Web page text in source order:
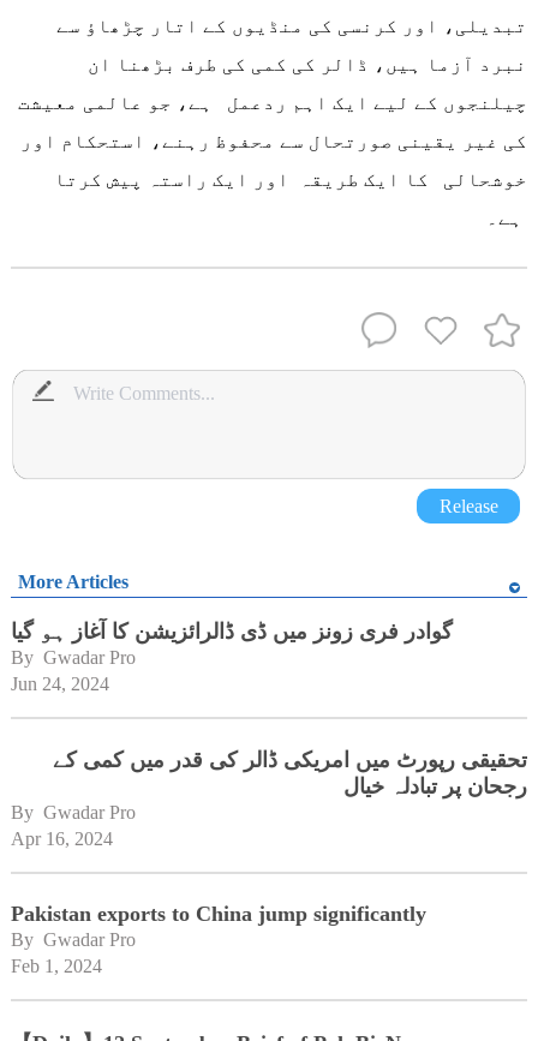
تبدیلی، اور کرنسی کی منڈیوں کے اتار چڑھاؤ سے
نبرد آزما ہیں، ڈالر کی کمی کی طرف بڑھنا ان
چیلنجوں کے لیے ایک اہم ردعمل ہے، جو عالمی معیشت
کی غیر یقینی صورتحال سے محفوظ رہنے، استحکام اور
خوشحالی کا ایک طریقہ اور ایک راستہ پیش کرتا
ہے۔
Release
More Articles
گوادر فری زونز میں ڈی ڈالرائزیشن کا آغاز ہو گیا
By Gwadar Pro
Jun 24, 2024
تحقیقی رپورٹ میں امریکی ڈالر کی قدر میں کمی کے
رجحان پر تبادلہ خیال
By Gwadar Pro
Apr 16, 2024
Pakistan exports to China jump significantly
By Gwadar Pro
Feb 1, 2024